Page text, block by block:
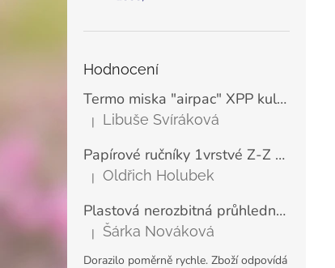
Hodnocení
Termo miska "airpac" XPP kulatá bílá 500 ml, Ø11,5 cm (25 ks)
Hodnocení produktu je 5 z 5 hvězdiček.
| Libuše Svíráková
Papírové ručníky 1vrstvé Z-Z zelené LINTEO ECONOMY 23x25 cm (200 ks)
Hodnocení produktu je 5 z 5 hvězdiček.
| Oldřich Holubek
Plastová nerozbitná průhledná sklenice na šampaňské a prosecco VERONA 180 ml
Hodnocení produktu je 5 z 5 hvězdiček.
| Šárka Nováková
Dorazilo poměrně rychle. Zboží odpovídá